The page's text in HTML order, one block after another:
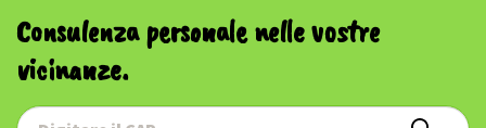
Consulenza personale nelle vostre
vicinanze.